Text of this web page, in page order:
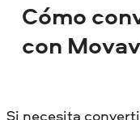
Cómo
con
Si necesita